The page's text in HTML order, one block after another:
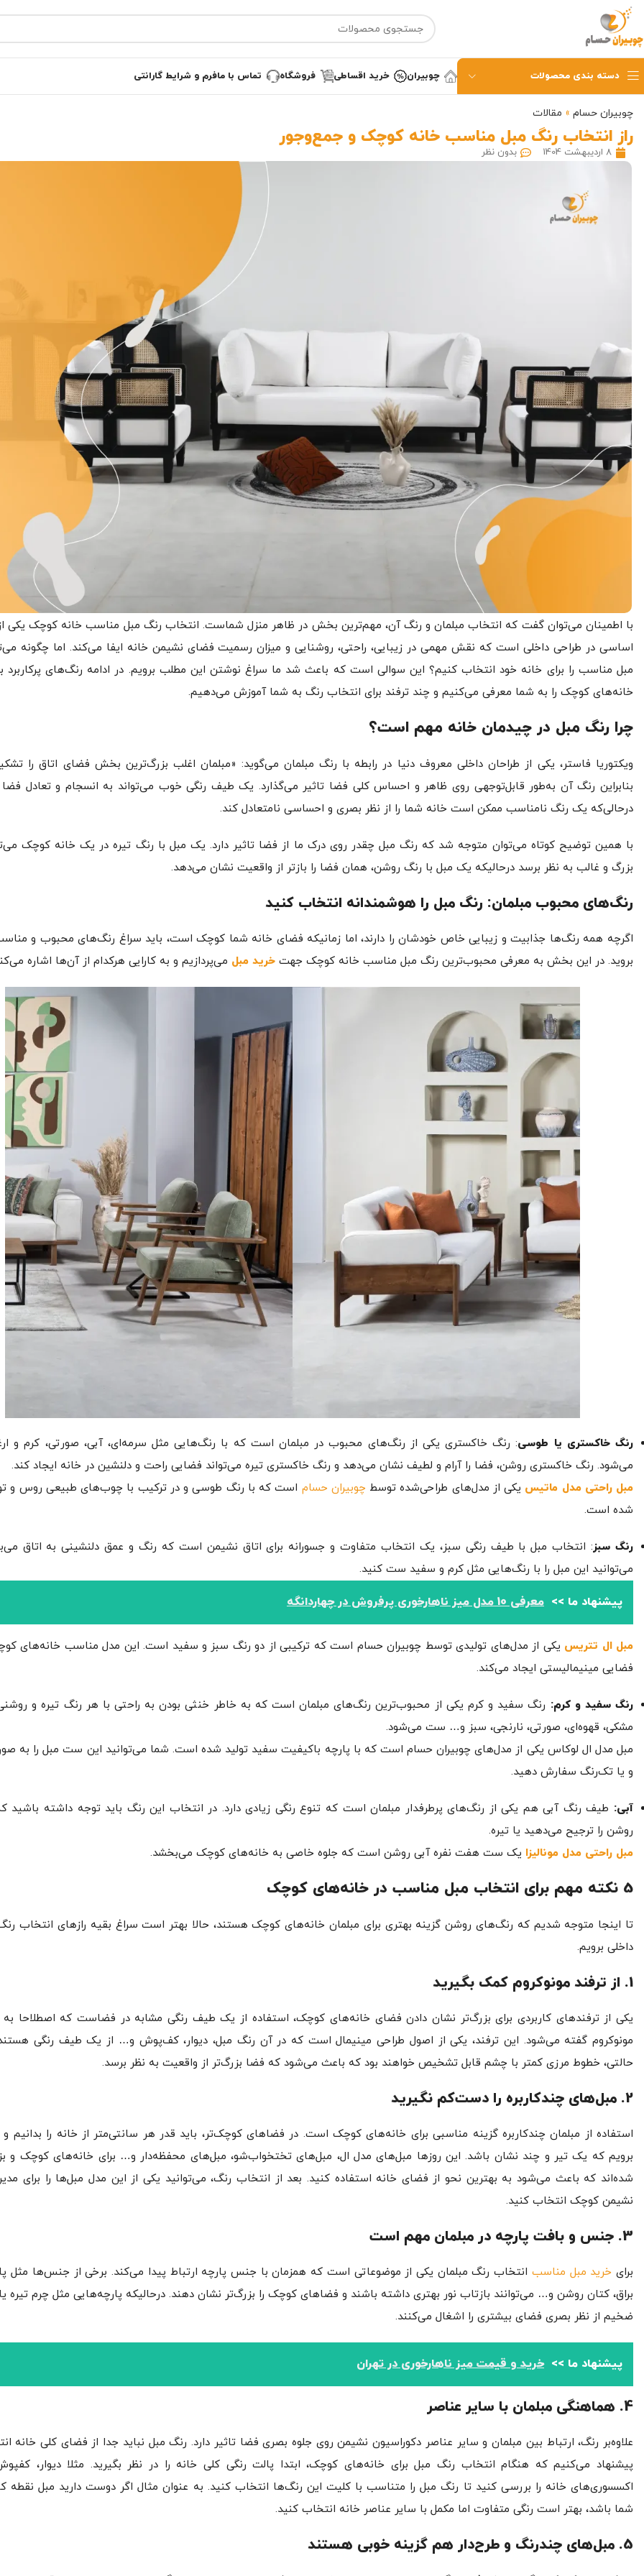
دسته بندی محصولات چوبیران خرید اقساطی فروشگاه تماس با مافرم و شرایط گارانتی
چوبیران حسام » مقالات
راز انتخاب رنگ مبل مناسب خانه کوچک و جمع‌وجور
8 اردیبهشت 1404 بدون نظر
با اطمینان می‌توان گفت که انتخاب مبلمان و رنگ آن، مهم‌ترین بخش در ظاهر منزل شماست. انتخاب رنگ مبل مناسب خانه کوچک یکی
اساسی در طراحی داخلی است که نقش مهمی در زیبایی، راحتی، روشنایی و میزان رسمیت فضای نشیمن خانه ایفا می‌کند. اما چگونه
مبل مناسب را برای خانه خود انتخاب کنیم؟ این سوالی است که باعث شد ما سراغ نوشتن این مطلب برویم. در ادامه رنگ‌های پرکاربرد
خانه‌های کوچک را به شما معرفی می‌کنیم و چند ترفند برای انتخاب رنگ به شما آموزش می‌دهیم.
چرا رنگ مبل در چیدمان خانه مهم است؟
ویکتوریا فاستر، یکی از طراحان داخلی معروف دنیا در رابطه با رنگ مبلمان می‌گوید: «مبلمان اغلب بزرگ‌ترین بخش فضای اتاق را
بنابراین رنگ آن به‌طور قابل‌توجهی روی ظاهر و احساس کلی فضا تاثیر می‌گذارد. یک طیف رنگی خوب می‌تواند به انسجام و تعادل
درحالی‌که یک رنگ نامناسب ممکن است خانه شما را از نظر بصری و احساسی نامتعادل کند.
با همین توضیح کوتاه می‌توان متوجه شد که رنگ مبل چقدر روی درک ما از فضا تاثیر دارد. یک مبل با رنگ تیره در یک خانه کوچک
بزرگ و غالب به نظر برسد درحالیکه یک مبل با رنگ روشن، همان فضا را بازتر از واقعیت نشان می‌دهد.
رنگ‌های محبوب مبلمان: رنگ مبل را هوشمندانه انتخاب کنید
اگرچه همه رنگ‌ها جذابیت و زیبایی خاص خودشان را دارند، اما زمانیکه فضای خانه شما کوچک است، باید سراغ رنگ‌های محبوب و
بروید. در این بخش به معرفی محبوب‌ترین رنگ مبل مناسب خانه کوچک جهت خرید مبل می‌پردازیم و به کارایی هرکدام از آن‌ها اشاره
رنگ خاکستری یا طوسی: رنگ خاکستری یکی از رنگ‌های محبوب در مبلمان است که با رنگ‌هایی مثل سرمه‌ای، آبی، صورتی، کرم و
می‌شود. رنگ خاکستری روشن، فضا را آرام و لطیف نشان می‌دهد و رنگ خاکستری تیره می‌تواند فضایی راحت و دلنشین در خانه ایجاد کند.
مبل راحتی مدل ماتیس یکی از مدل‌های طراحی‌شده توسطچوبیران حسام است که با رنگ طوسی و در ترکیب با چوب‌های طبیعی روس و
شده است.
رنگ سبز: انتخاب مبل با طیف رنگی سبز، یک انتخاب متفاوت و جسورانه برای اتاق نشیمن است که رنگ و عمق دلنشینی به اتاق
می‌توانید این مبل را با رنگ‌هایی مثل کرم و سفید ست کنید.
پیشنهاد ما >> معرفی 10 مدل میز ناهارخوری پرفروش در چهاردانگه
مبل ال تتریس یکی از مدل‌های تولیدی توسط چوبیران حسام است که ترکیبی از دو رنگ سبز و سفید است. این مدل مناسب خانه‌های
فضایی مینیمالیستی ایجاد می‌کند.
رنگ سفید و کرم: رنگ سفید و کرم یکی از محبوب‌ترین رنگ‌های مبلمان است که به خاطر خنثی بودن به راحتی با هر رنگ تیره و
مشکی، قهوه‌ای، صورتی، نارنجی، سبز و… ست می‌شود.
مبل مدل ال لوکاس یکی از مدل‌های چوبیران حسام است که با پارچه باکیفیت سفید تولید شده است. شما می‌توانید این ست مبل را به
و یا تک‌رنگ سفارش دهید.
آبی: طیف رنگ آبی هم یکی از رنگ‌های پرطرفدار مبلمان است که تنوع رنگی زیادی دارد. در انتخاب این رنگ باید توجه داشته باشید
روشن را ترجیح می‌دهید یا تیره.
مبل راحتی مدل مونالیزا یک ست هفت نفره آبی روشن است که جلوه خاصی به خانه‌های کوچک می‌بخشد.
5 نکته مهم برای انتخاب مبل مناسب در خانه‌های کوچک
تا اینجا متوجه شدیم که رنگ‌های روشن گزینه بهتری برای مبلمان خانه‌های کوچک هستند، حالا بهتر است سراغ بقیه رازهای انتخاب
داخلی برویم.
1. از ترفند مونوکروم کمک بگیرید
یکی از ترفندهای کاربردی برای بزرگ‌تر نشان دادن فضای خانه‌های کوچک، استفاده از یک طیف رنگی مشابه در فضاست که اصطلاحا
مونوکروم گفته می‌شود. این ترفند، یکی از اصول طراحی مینیمال است که در آن رنگ مبل، دیوار، کف‌پوش و… از یک طیف رنگی
حالتی، خطوط مرزی کمتر با چشم قابل تشخیص خواهند بود که باعث می‌شود که فضا بزرگ‌تر از واقعیت به نظر برسد.
2. مبل‌های چندکاربره را دست‌کم نگیرید
استفاده از مبلمان چندکاربره گزینه مناسبی برای خانه‌های کوچک است. در فضاهای کوچک‌تر، باید قدر هر سانتی‌متر از خانه را بدانیم
برویم که یک تیر و چند نشان باشد. این روزها مبل‌های مدل ال، مبل‌های تختخواب‌شو، مبل‌های محفظه‌دار و… برای خانه‌های کوچک و
شده‌اند که باعث می‌شود به بهترین نحو از فضای خانه استفاده کنید. بعد از انتخاب رنگ، می‌توانید یکی از این مدل مبل‌ها را برای
نشیمن کوچک انتخاب کنید.
3. جنس و بافت پارچه در مبلمان مهم است
برای خرید مبل مناسب انتخاب رنگ مبلمان یکی از موضوعاتی است که همزمان با جنس پارچه ارتباط پیدا می‌کند. برخی از جنس‌ها مثل
براق، کتان روشن و… می‌توانند بازتاب نور بهتری داشته باشند و فضاهای کوچک را بزرگ‌تر نشان دهند. درحالیکه پارچه‌هایی مثل چرم تیره
ضخیم از نظر بصری فضای بیشتری را اشغال می‌کنند.
پیشنهاد ما >> خرید و قیمت میز ناهارخوری در تهران
4. هماهنگی مبلمان با سایر عناصر
علاوه‌بر رنگ، ارتباط بین مبلمان و سایر عناصر دکوراسیون نشیمن روی جلوه بصری فضا تاثیر دارد. رنگ مبل نباید جدا از فضای کلی خانه
پیشنهاد می‌کنیم که هنگام انتخاب رنگ مبل برای خانه‌های کوچک، ابتدا پالت رنگی کلی خانه را در نظر بگیرید. مثلا دیوار،
اکسسوری‌های خانه را بررسی کنید تا رنگ مبل را متناسب با کلیت این رنگ‌ها انتخاب کنید. به عنوان مثال اگر دوست دارید مبل نقطه
شما باشد، بهتر است رنگی متفاوت اما مکمل با سایر عناصر خانه انتخاب کنید.
5. مبل‌های چندرنگ و طرح‌دار هم گزینه خوبی هستند